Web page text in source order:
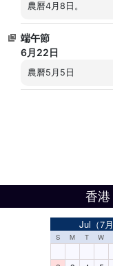
農曆4月8日。
端午節
6月22日
農曆5月5日
香
Jul（7月
S M T W